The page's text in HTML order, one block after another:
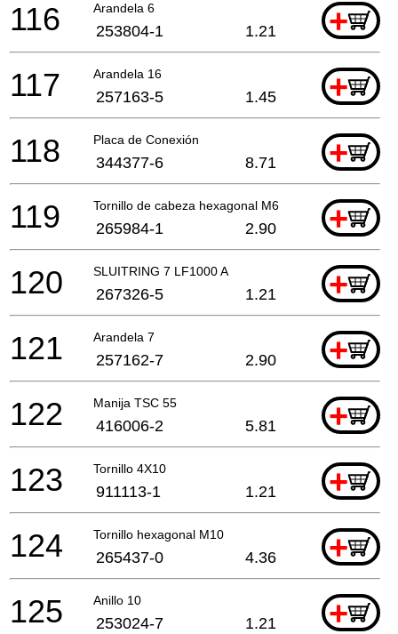
Arandela 6 +
116 253804-1 1.21
Arandela 16 +
117 257163-5 1.45
Placa de Conexión +
118 344377-6 8.71
Tornillo de cabeza hexagonal M6 +
119 265984-1 2.90
SLUITRING 7 LF1000 A +
120 267326-5 1.21
Arandela 7 +
121 257162-7 2.90
Manija TSC 55 +
122 416006-2 5.81
Tornillo 4X10 +
123 911113-1 1.21
Tornillo hexagonal M10 +
124 265437-0 4.36
Anillo 10 +
125 253024-7 1.21